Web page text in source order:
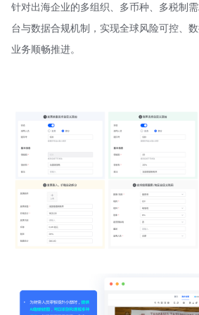
针对出海企业的多组织、多币种、多税制
台与数据合规机制，实现全球风险可控、
业务顺畅推进。